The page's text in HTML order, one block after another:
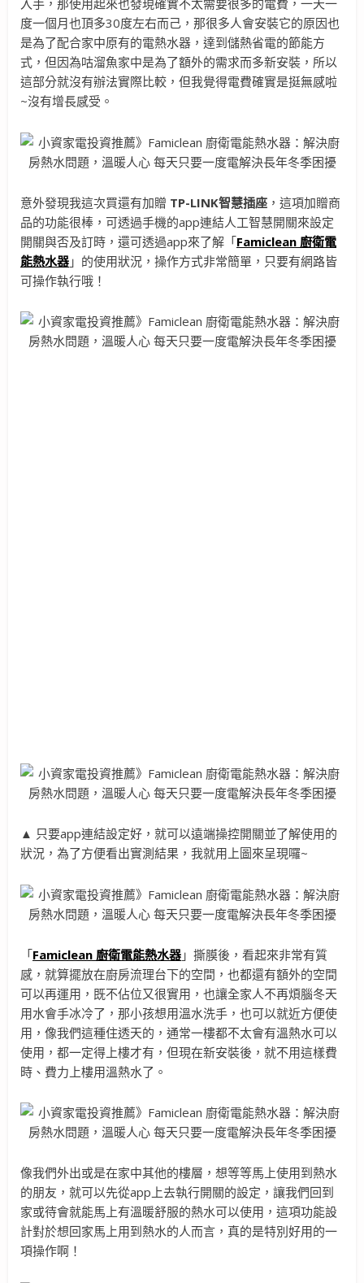
入手，那使用起來也發現確實不太需要很多的電費，一天一
度一個月也頂多30度左右而己，那很多人會安裝它的原因也
是為了配合家中原有的電熱水器，達到儲熱省電的節能方
式，但因為咕溜魚家中是為了額外的需求而多新安裝，所以
這部分就沒有辦法實際比較，但我覺得電費確實是挺無感啦
~沒有增長感受。
意外發現我這次買還有加贈 TP-LINK智慧插座 ，這項加贈商
品的功能很棒，可透過手機的app連結人工智慧開關來設定
開關與否及訂時，還可透過app來了解「Famiclean 廚衛電
能熱水器 」的使用狀況，操作方式非常簡單，只要有網路皆
可操作執行哦！
▲ 只要app連結設定好，就可以遠端操控開關並了解使用的
狀況，為了方便看出實測結果，我就用上圖來呈現囉~
「Famiclean 廚衛電能熱水器 」撕膜後，看起來非常有質
感，就算擺放在廚房流理台下的空間，也都還有額外的空間
可以再運用，既不佔位又很實用，也讓全家人不再煩腦冬天
用水會手冰冷了，那小孩想用溫水洗手，也可以就近方便使
用，像我們這種住透天的，通常一樓都不太會有溫熱水可以
使用，都一定得上樓才有，但現在新安裝後，就不用這樣費
時、費力上樓用溫熱水了。
像我們外出或是在家中其他的樓層，想等等馬上使用到熱水
的朋友，就可以先從app上去執行開關的設定，讓我們回到
家或待會就能馬上有溫暖舒服的熱水可以使用，這項功能設
計對於想回家馬上用到熱水的人而言，真的是特別好用的一
項操作啊！